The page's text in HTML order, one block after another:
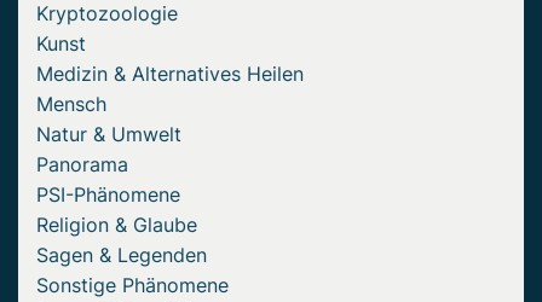
Kryptozoologie
Kunst
Medizin & Alternatives Heilen
Mensch
Natur & Umwelt
Panorama
PSI-Phänomene
Religion & Glaube
Sagen & Legenden
Sonstige Phänomene